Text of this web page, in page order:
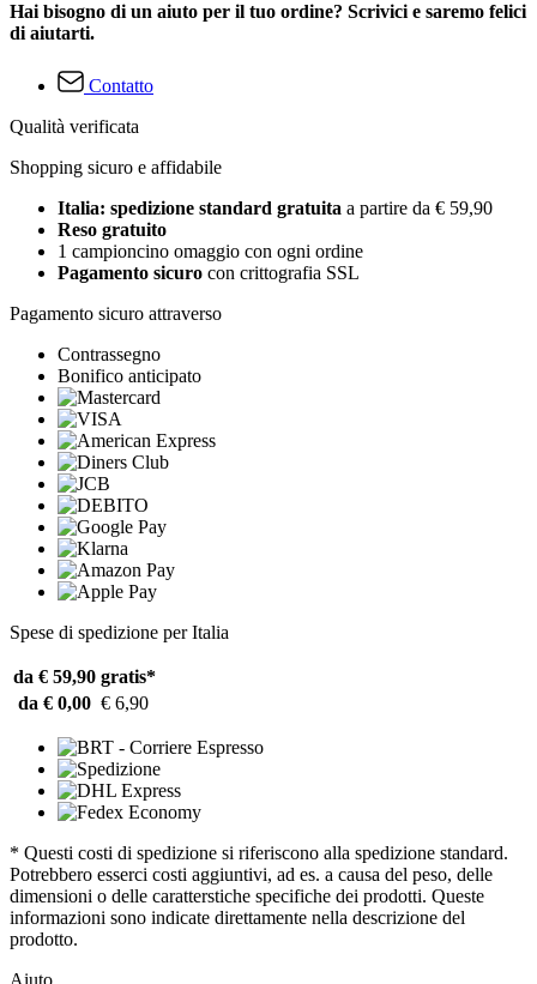
Hai bisogno di un aiuto per il tuo ordine? Scrivici e saremo felici
di aiutarti.
Contatto
Qualità verificata
Shopping sicuro e affidabile
Italia: spedizione standard gratuita a partire da € 59,90
Reso gratuito
1 campioncino omaggio con ogni ordine
Pagamento sicuro con crittografia SSL
Pagamento sicuro attraverso
Contrassegno
Bonifico anticipato
Spese di spedizione per Italia
da € 59,90 gratis*
da € 0,00 € 6,90
* Questi costi di spedizione si riferiscono alla spedizione standard.
Potrebbero esserci costi aggiuntivi, ad es. a causa del peso, delle
dimensioni o delle caratterstiche specifiche dei prodotti. Queste
informazioni sono indicate direttamente nella descrizione del
prodotto.
Aiuto